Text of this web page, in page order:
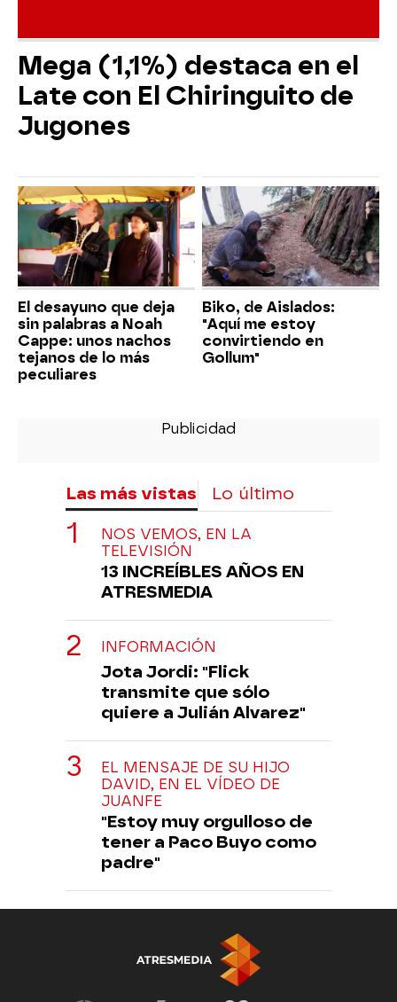
Mega (1,1%) destaca en el
Late con El Chiringuito de
Jugones
El desayuno que deja
sin palabras a Noah
Cappe: unos nachos
tejanos de lo más
peculiares
Biko, de Aislados:
"Aquí me estoy
convirtiendo en
Gollum"
Las más vistas Lo último
NOS VEMOS, EN LA
TELEVISIÓN
13 INCREÍBLES AÑOS EN
ATRESMEDIA
INFORMACIÓN
Jota Jordi: "Flick
transmite que sólo
quiere a Julián Alvarez"
EL MENSAJE DE SU HIJO
DAVID, EN EL VÍDEO DE
JUANFE
"Estoy muy orgulloso de
tener a Paco Buyo como
padre"